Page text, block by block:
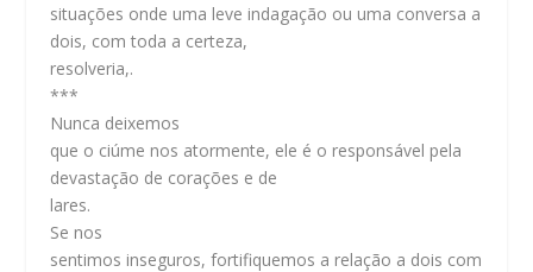
situações onde uma leve indagação ou uma conversa a
dois, com toda a certeza,
resolveria,.
***
Nunca deixemos
que o ciúme nos atormente, ele é o responsável pela
devastação de corações e de
lares.
Se nos
sentimos inseguros, fortifiquemos a relação a dois com